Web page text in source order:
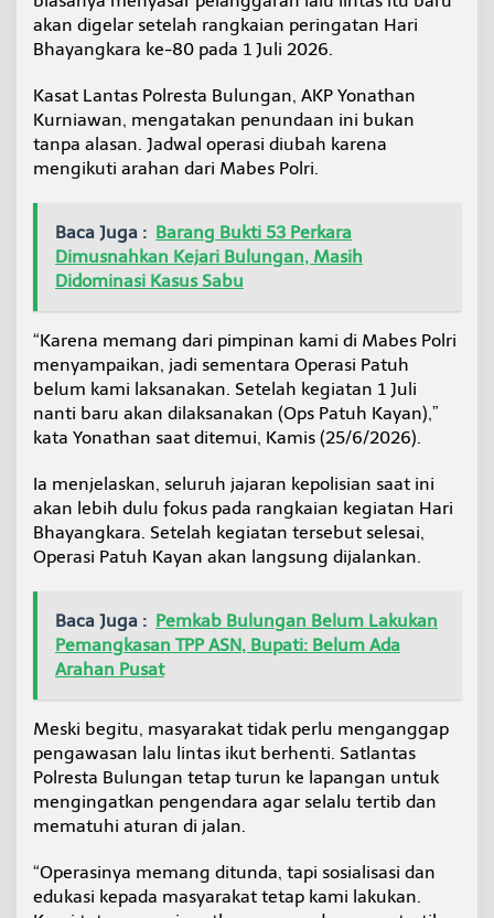
h
H
U
B
h
y
a
k
a
a
k
e
-
8
0
akan digelar setelah rangkaian peringatan Hari
Bhayangkara ke-80 pada 1 Juli 2026.
Kasat Lantas Polresta Bulungan, AKP Yonathan
Kurniawan, mengatakan penundaan ini bukan
tanpa alasan. Jadwal operasi diubah karena
mengikuti arahan dari Mabes Polri.
Baca Juga : Barang Bukti 53 Perkara
Dimusnahkan Kejari Bulungan, Masih
Didominasi Kasus Sabu
“Karena memang dari pimpinan kami di Mabes Polri
menyampaikan, jadi sementara Operasi Patuh
belum kami laksanakan. Setelah kegiatan 1 Juli
nanti baru akan dilaksanakan (Ops Patuh Kayan),”
kata Yonathan saat ditemui, Kamis (25/6/2026).
Ia menjelaskan, seluruh jajaran kepolisian saat ini
akan lebih dulu fokus pada rangkaian kegiatan Hari
Bhayangkara. Setelah kegiatan tersebut selesai,
Operasi Patuh Kayan akan langsung dijalankan.
Baca Juga : Pemkab Bulungan Belum Lakukan
Pemangkasan TPP ASN, Bupati: Belum Ada
Arahan Pusat
Meski begitu, masyarakat tidak perlu menganggap
pengawasan lalu lintas ikut berhenti. Satlantas
Polresta Bulungan tetap turun ke lapangan untuk
mengingatkan pengendara agar selalu tertib dan
mematuhi aturan di jalan.
“Operasinya memang ditunda, tapi sosialisasi dan
edukasi kepada masyarakat tetap kami lakukan.